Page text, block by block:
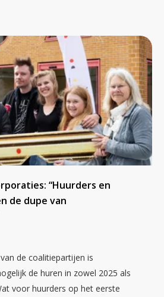
“Huurders en
de dupe van
de coalitiepartijen is
de huren in zowel 2025 als
voor huurders op het eerste